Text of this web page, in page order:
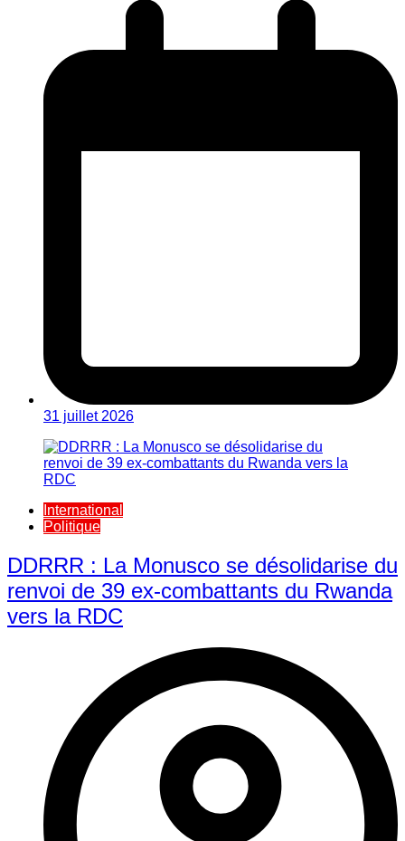
31 juillet 2026
International
Politique
DDRRR : La Monusco se désolidarise du
renvoi de 39 ex-combattants du Rwanda
vers la RDC